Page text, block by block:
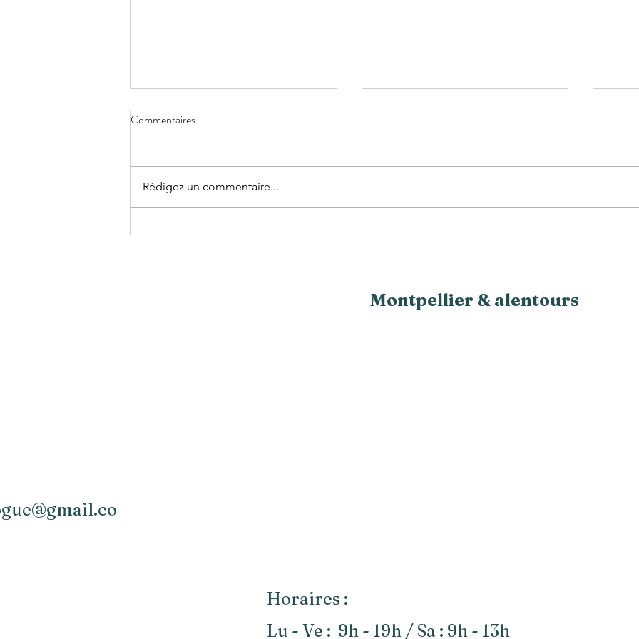
Pourquoi nous pensons tout le
Miel, sirop d'agave, sirop d'érable,
Commentaires
Rédigez un commentaire...
Montpellier & alentours
Horaires :
Lu - Ve : 9h - 19h / Sa : 9h - 13h